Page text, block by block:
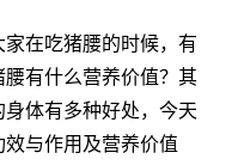
在吃猪腰的时候，有
有什么营养价值？其
体有多种好处，今天
与作用及营养价值